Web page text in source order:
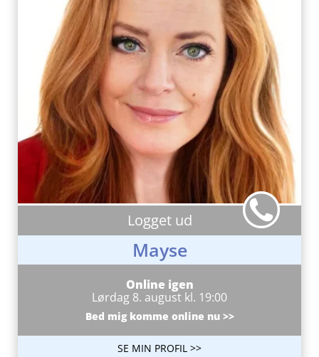
Logget ud
Mayse
Online igen
Lørdag 8. august kl. 19:00
Bed mig komme online nu >>
SE MIN PROFIL >>